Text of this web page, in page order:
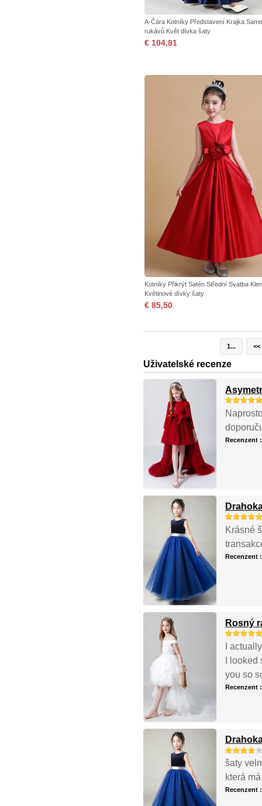
A-Čára Kotníky Představení Krajka
rukávů Květ dívka šaty
€ 104,81
Kotníky Přikrýt Satén Střední Svatba
Květinové dívky šaty
€ 85,50
1... <<
Uživatelské recenze
Recenzent
Krásné
Recenzent
Rosný
I
I looked
you so
Recenzent
šaty
která
Recenzent